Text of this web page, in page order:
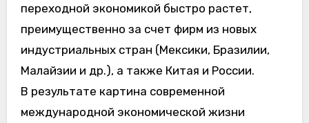
переходной экономикой быстро растет,
преимущественно за счет фирм из новых
индустриальных стран (Мексики, Бразилии,
Малайзии и др.), а также Китая и России.
В результате картина современной
международной экономической жизни